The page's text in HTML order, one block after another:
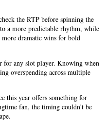
the RTP before spinning the
a more predictable rhythm, while
dramatic wins for bold
for any slot player. Knowing when
overspending across multiple
this year offers something for
fan, the timing couldn't be